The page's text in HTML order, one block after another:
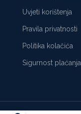
Uvjeti korištenja
Pravila privatnosti
Politika kolačića
Sigurnost plaćanja